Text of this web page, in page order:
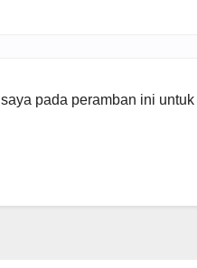
pada peramban ini